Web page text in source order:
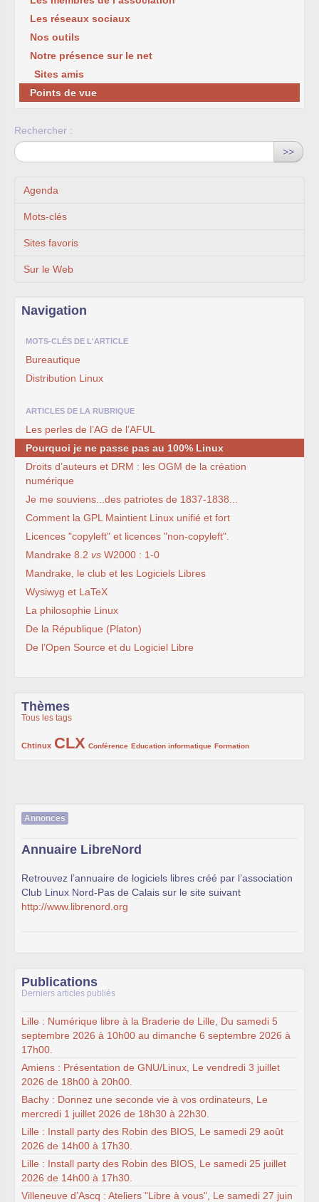
Les réseaux sociaux
Nos outils
Notre présence sur le net
Sites amis
Points de vue
Rechercher :
>>
Agenda
Mots-clés
Sites favoris
Sur le Web
Navigation
MOTS-CLÉS DE L'ARTICLE
Bureautique
Distribution Linux
ARTICLES DE LA RUBRIQUE
Les perles de l’AG de l’AFUL
Pourquoi je ne passe pas au 100% Linux
Droits d’auteurs et DRM : les OGM de la création
numérique
Je me souviens...des patriotes de 1837-1838...
Comment la GPL Maintient Linux unifié et fort
Licences "copyleft" et licences "non-copyleft".
Mandrake 8.2 vs W2000 : 1-0
Mandrake, le club et les Logiciels Libres
Wysiwyg et LaTeX
La philosophie Linux
De la République (Platon)
De l’Open Source et du Logiciel Libre
Thèmes
Tous les tags
Chtinux
222/1002CLX
1002/1002 Conférence
132/1002 Education informatique
119/1002 Formation
168/1002
Annonces
Annuaire LibreNord
Retrouvez l’annuaire de logiciels libres créé par l’association
Club Linux Nord-Pas de Calais sur le site suivant
http://www.librenord.org
Publications
Derniers articles publiés
Lille : Numérique libre à la Braderie de Lille, Du samedi 5
septembre 2026 à 10h00 au dimanche 6 septembre 2026 à
17h00.
Amiens : Présentation de GNU/Linux, Le vendredi 3 juillet
2026 de 18h00 à 20h00.
Bachy : Donnez une seconde vie à vos ordinateurs, Le
mercredi 1 juillet 2026 de 18h30 à 22h30.
Lille : Install party des Robin des BIOS, Le samedi 29 août
2026 de 14h00 à 17h30.
Lille : Install party des Robin des BIOS, Le samedi 25 juillet
2026 de 14h00 à 17h30.
Villeneuve d’Ascq : Ateliers "Libre à vous", Le samedi 27 juin